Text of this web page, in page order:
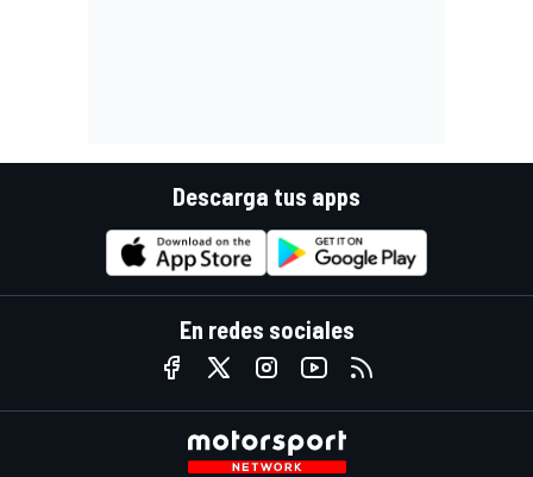
Descarga tus apps
En redes sociales